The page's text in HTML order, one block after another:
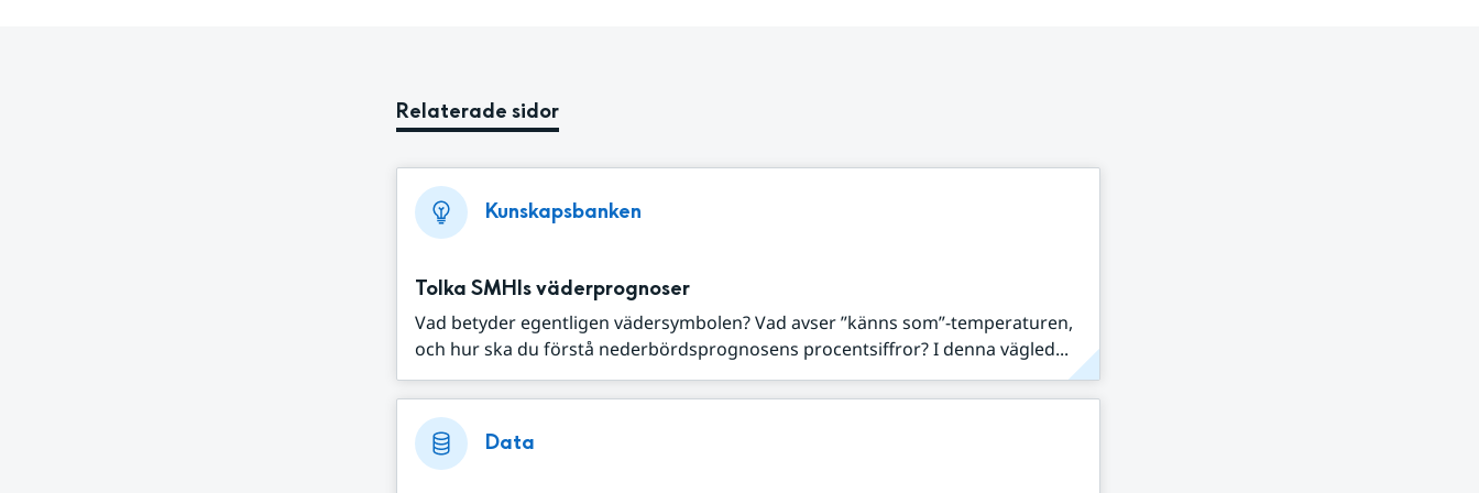
Relaterade sidor
Kunskapsbanken
Tolka SMHIs väderprognoser
Vad betyder egentligen vädersymbolen? Vad avser ”känns som”-temperaturen,
och hur ska du förstå nederbördsprognosens procentsiffror? I denna vägled...
Data